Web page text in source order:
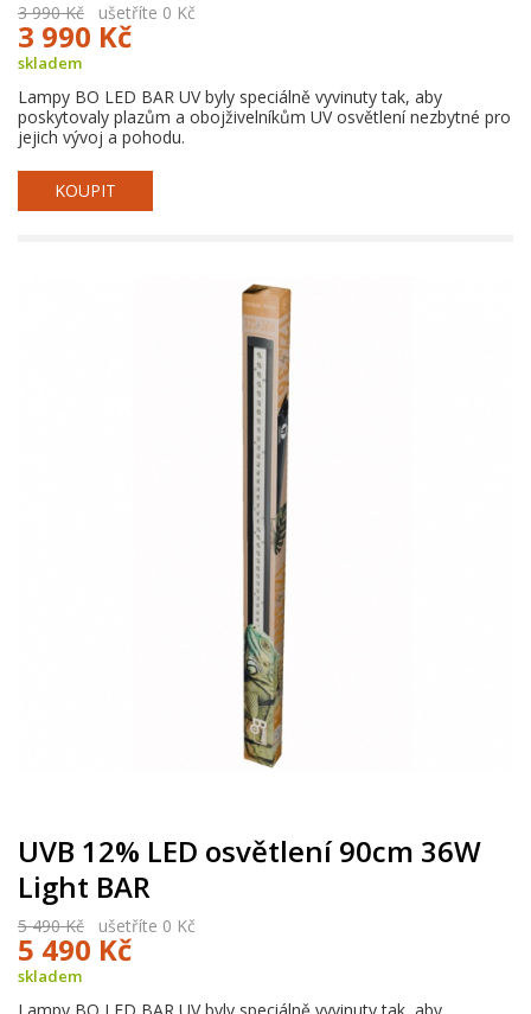
3 990 Kč ušetříte 0 Kč
3 990 Kč
skladem
Lampy BO LED BAR UV byly speciálně vyvinuty tak, aby
poskytovaly plazům a obojživelníkům UV osvětlení nezbytné pro
jejich vývoj a pohodu.
KOUPIT
UVB 12% LED osvětlení 90cm 36W
Light BAR
5 490 Kč ušetříte 0 Kč
5 490 Kč
skladem